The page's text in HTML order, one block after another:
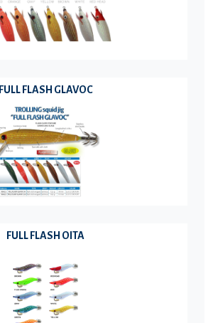
FULL FLASH GLAVOC
FULL FLASH OITA